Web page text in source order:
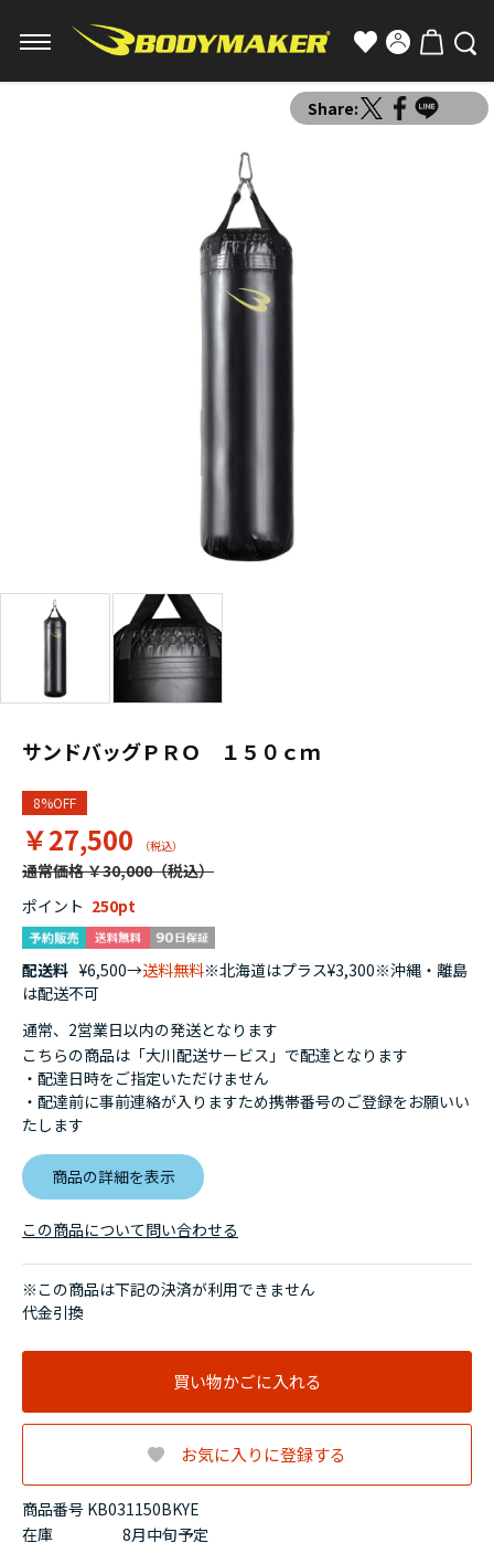
Share:
サンドバッグＰＲＯ １５０ｃｍ
8%OFF
￥27,500
通常価格 ￥30,000
商品番号 KB031150BKYE
ポイント 250
在庫 8月中旬予定
配送料 ¥6,500→送料無料※北海道はプラス¥3,300※沖縄・離島
は配送不可
通常、2営業日以内の発送となります
こちらの商品は「大川配送サービス」で配達となります
・配達日時をご指定いただけません
・配達前に事前連絡が入りますため携帯番号のご登録をお願いい
たします
商品の詳細を表示
※この商品は下記の決済が利用できません
代金引換
買い物かごに入れる
お気に入りに登録する
この商品について問い合わせる